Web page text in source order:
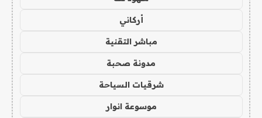
أركاني
مباشر التقنية
مدونة صحبة
شرقيات السياحة
موسوعة انوار